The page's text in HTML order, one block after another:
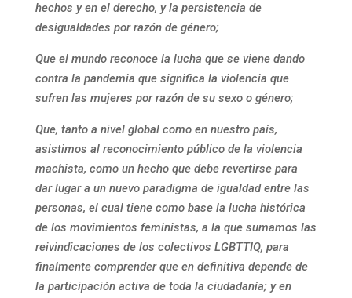
hechos y en el derecho, y la persistencia de
desigualdades por razón de género;
Que el mundo reconoce la lucha que se viene dando
contra la pandemia que significa la violencia que
sufren las mujeres por razón de su sexo o género;
Que, tanto a nivel global como en nuestro país,
asistimos al reconocimiento público de la violencia
machista, como un hecho que debe revertirse para
dar lugar a un nuevo paradigma de igualdad entre las
personas, el cual tiene como base la lucha histórica
de los movimientos feministas, a la que sumamos las
reivindicaciones de los colectivos LGBTTIQ, para
finalmente comprender que en definitiva depende de
la participación activa de toda la ciudadanía; y en